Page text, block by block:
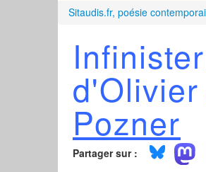
Sitaudis.fr, poésie
Pozner
Partager sur :